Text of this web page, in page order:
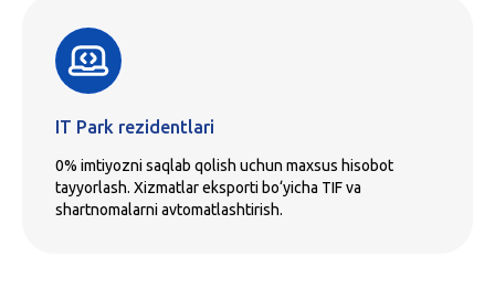
IT Park rezidentlari
0% imtiyozni saqlab qolish uchun maxsus hisobot
tayyorlash. Xizmatlar eksporti bo‘yicha TIF va
shartnomalarni avtomatlashtirish.